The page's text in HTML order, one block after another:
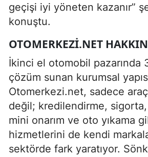
geçişi iyi yöneten kazanır”
konuştu.
OTOMERKEZI.NET
İkinci el otomobil pazarında
çözüm sunan kurumsal
Otomerkezi.net, sadece araç
değil; kredilendirme,
mini onarım ve oto yıkama
hizmetlerini de kendi
sektörde fark yaratıyor.